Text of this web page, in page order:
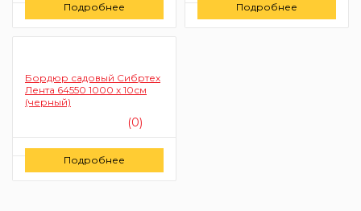
Заказать
Подробнее
Заказать
Подробнее
Бордюр садовый Сибртех
Лента 64550 1000 х 10см
(черный)
(0)
Заказать
Подробнее